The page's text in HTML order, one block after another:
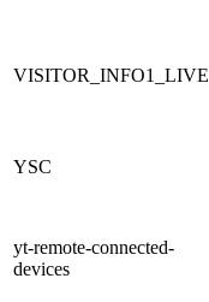
VISITOR_INFO1_LIVE
YSC
yt-remote-connected-
devices